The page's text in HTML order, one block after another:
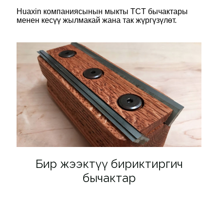
Huaxin компаниясынын мыкты TCT бычактары
менен кесүү жылмакай жана так жүргүзүлөт.
Бир жээктүү бириктиргич
бычактар